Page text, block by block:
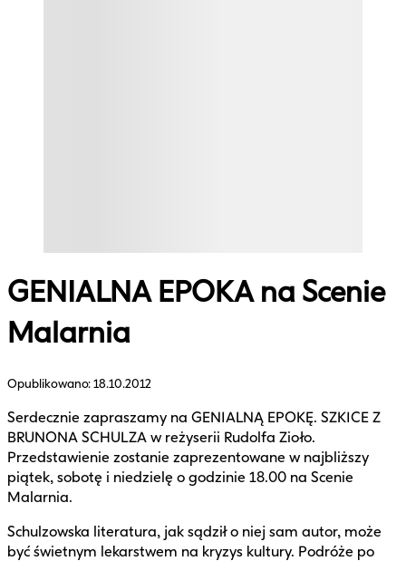
GENIALNA EPOKA na Scenie
Malarnia
Opublikowano:18.10.2012
Serdecznie zapraszamy na GENIALNĄ EPOKĘ. SZKICE Z
BRUNONA SCHULZA w reżyserii Rudolfa Zioło.
Przedstawienie zostanie zaprezentowane w najbliższy
piątek, sobotę i niedzielę o godzinie 18.00 na Scenie
Malarnia.
Schulzowska literatura, jak sądził o niej sam autor, może
być świetnym lekarstwem na kryzys kultury. Podróże po